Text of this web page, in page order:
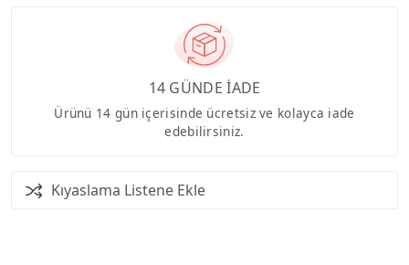
14 GÜNDE İADE
Ürünü 14 gün içerisinde ücretsiz ve kolayca iade
edebilirsiniz.
Kıyaslama Listene Ekle